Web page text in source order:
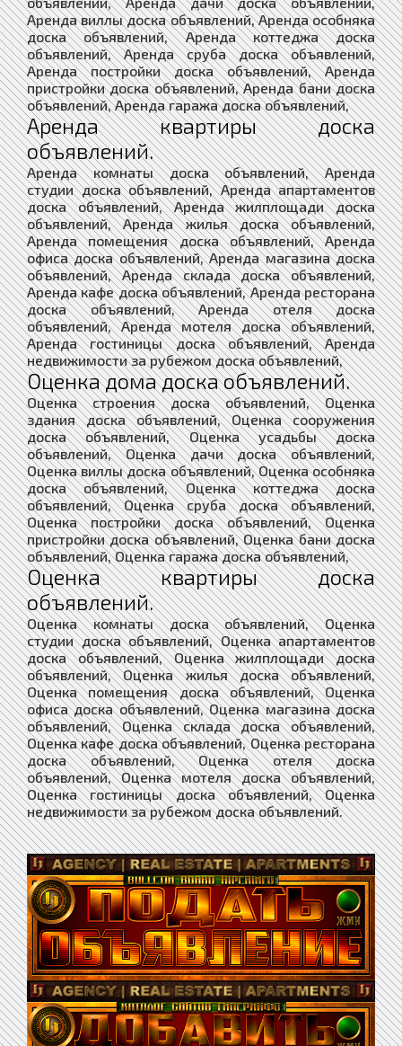
Аренда виллы доска объявлений, Аренда особняка
доска объявлений, Аренда коттеджа доска
объявлений, Аренда сруба доска объявлений,
Аренда постройки доска объявлений, Аренда
пристройки доска объявлений, Аренда бани доска
объявлений, Аренда гаража доска объявлений,
Аренда квартиры доска
объявлений.
Аренда комнаты доска объявлений, Аренда
студии доска объявлений, Аренда апартаментов
доска объявлений, Аренда жилплощади доска
объявлений, Аренда жилья доска объявлений,
Аренда помещения доска объявлений, Аренда
офиса доска объявлений, Аренда магазина доска
объявлений, Аренда склада доска объявлений,
Аренда кафе доска объявлений, Аренда ресторана
доска объявлений, Аренда отеля доска
объявлений, Аренда мотеля доска объявлений,
Аренда гостиницы доска объявлений, Аренда
недвижимости за рубежом доска объявлений,
Оценка дома доска объявлений.
Оценка строения доска объявлений, Оценка
здания доска объявлений, Оценка сооружения
доска объявлений, Оценка усадьбы доска
объявлений, Оценка дачи доска объявлений,
Оценка виллы доска объявлений, Оценка особняка
доска объявлений, Оценка коттеджа доска
объявлений, Оценка сруба доска объявлений,
Оценка постройки доска объявлений, Оценка
пристройки доска объявлений, Оценка бани доска
объявлений, Оценка гаража доска объявлений,
Оценка квартиры доска
объявлений.
Оценка комнаты доска объявлений, Оценка
студии доска объявлений, Оценка апартаментов
доска объявлений, Оценка жилплощади доска
объявлений, Оценка жилья доска объявлений,
Оценка помещения доска объявлений, Оценка
офиса доска объявлений, Оценка магазина доска
объявлений, Оценка склада доска объявлений,
Оценка кафе доска объявлений, Оценка ресторана
доска объявлений, Оценка отеля доска
объявлений, Оценка мотеля доска объявлений,
Оценка гостиницы доска объявлений, Оценка
недвижимости за рубежом доска объявлений.